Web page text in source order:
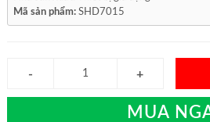
Mã sản phẩm: SHD7015
MUA